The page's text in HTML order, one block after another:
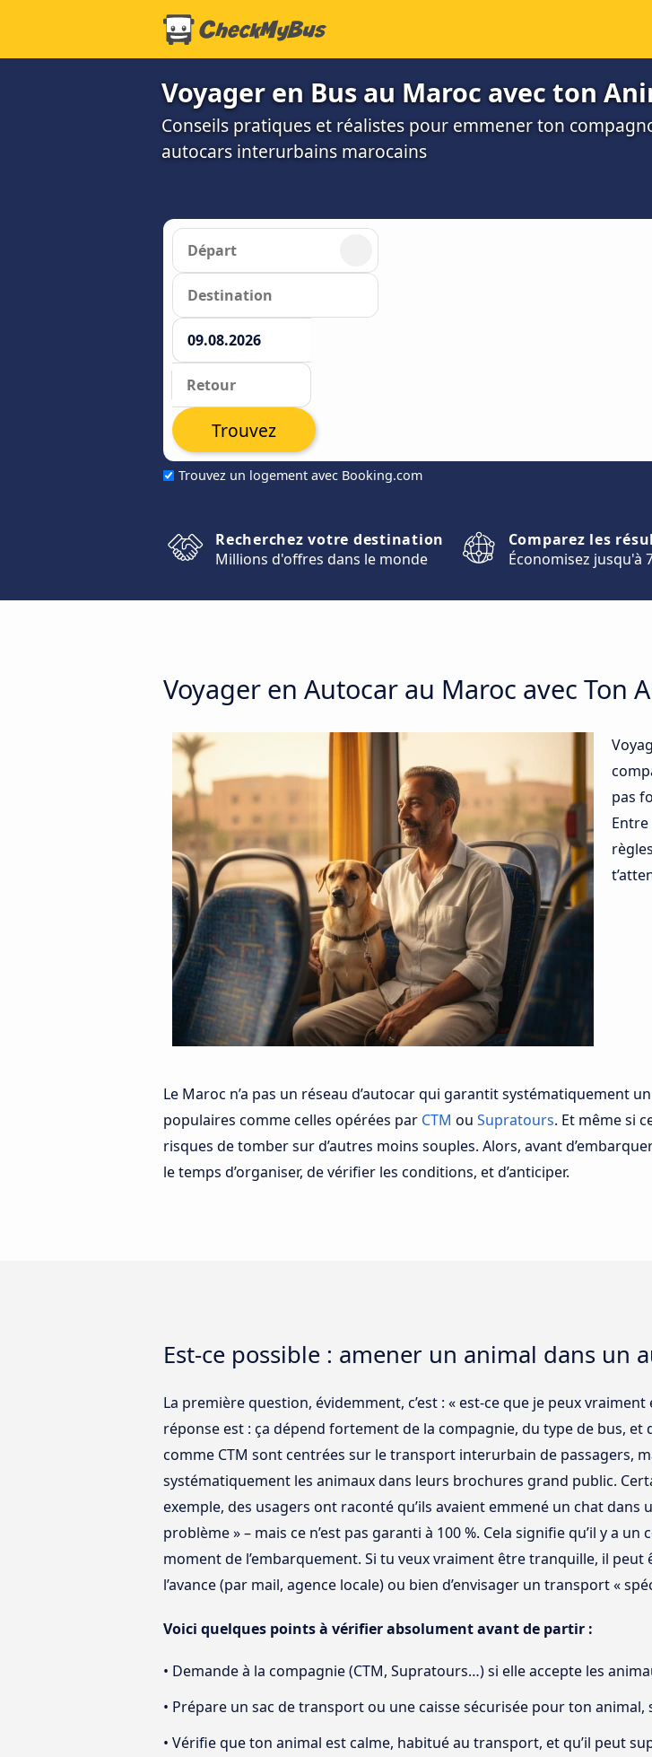
Voyager en Bus au Maroc avec ton
Conseils pratiques et réalistes pour emmener ton
autocars interurbains marocains
Trouvez un logement avec Booking.com
Trouvez
Recherchez votre destination
Millions d'offres dans le monde
Comparez les
Économisez jusqu'à
Voyager en Autocar au Maroc avec Ton
pas
Le Maroc n’a pas un réseau d’autocar qui garantit systématiquement
populaires comme celles opérées par CTM ou Supratours. Et même si
risques de tomber sur d’autres moins souples. Alors, avant
le temps d’organiser, de vérifier les conditions, et d’anticiper.
Est-ce possible : amener un animal dans un
La première question, évidemment, c’est : « est-ce que je peux
réponse est : ça dépend fortement de la compagnie, du type de bus,
comme CTM sont centrées sur le transport interurbain de passagers,
systématiquement les animaux dans leurs brochures grand public.
exemple, des usagers ont raconté qu’ils avaient emmené un chat
problème » – mais ce n’est pas garanti à 100 %. Cela signifie qu’il y a
moment de l’embarquement. Si tu veux vraiment être tranquille, il
l’avance (par mail, agence locale) ou bien d’envisager un transport «
Voici quelques points à vérifier absolument avant de partir :
• Demande à la compagnie (CTM, Supratours…) si elle accepte les
• Prépare un sac de transport ou une caisse sécurisée pour ton animal,
• Vérifie que ton animal est calme, habitué au transport, et qu’il peut